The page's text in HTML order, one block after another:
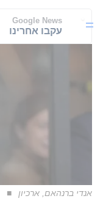
Google News
עקבו אחרינו
אנדי ברנהאם, ארכיון